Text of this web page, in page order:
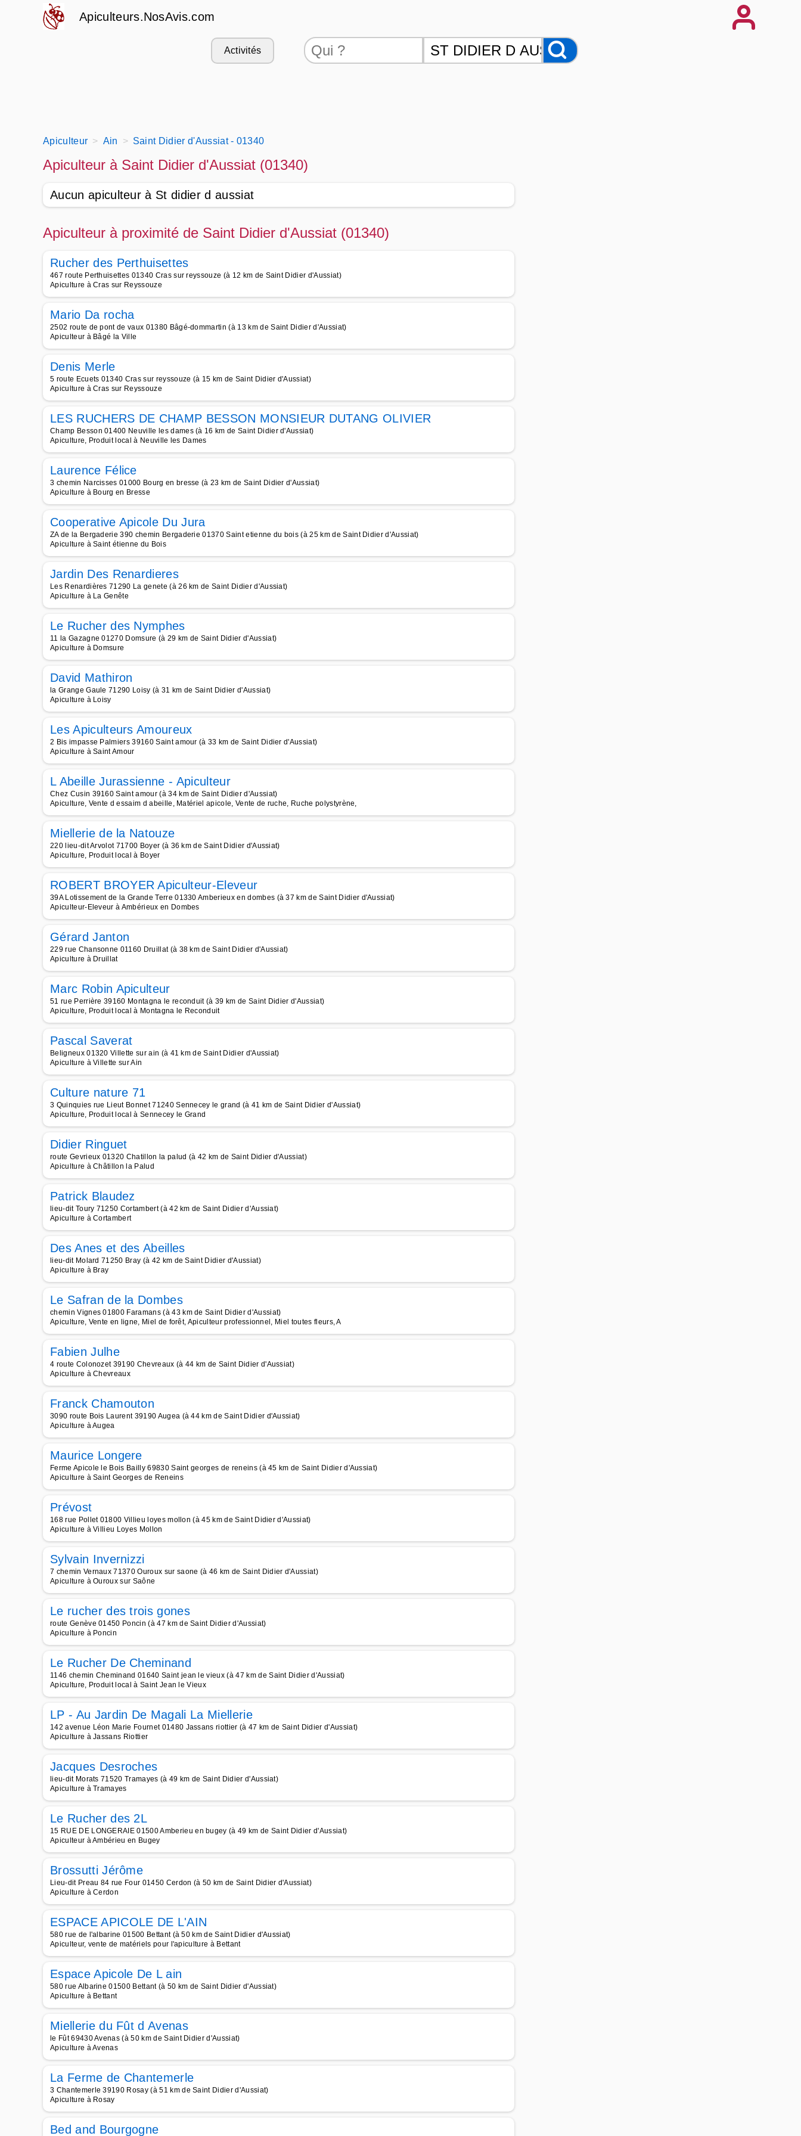
Apiculteurs.NosAvis.com
Activités
Apiculteur Ain Saint Didier d'Aussiat - 01340
Apiculteur à Saint Didier d'Aussiat (01340)
Aucun apiculteur à St didier d aussiat
Apiculteur à proximité de Saint Didier d'Aussiat (01340)
Rucher des Perthuisettes
467 route Perthuisettes 01340 Cras sur reyssouze (à 12 km de Saint Didier d'Aussiat)
Apiculture à Cras sur Reyssouze
Mario Da rocha
2502 route de pont de vaux 01380 Bâgé-dommartin (à 13 km de Saint Didier d'Aussiat)
Apiculteur à Bâgé la Ville
Denis Merle
5 route Ecuets 01340 Cras sur reyssouze (à 15 km de Saint Didier d'Aussiat)
Apiculture à Cras sur Reyssouze
LES RUCHERS DE CHAMP BESSON MONSIEUR DUTANG OLIVIER
Champ Besson 01400 Neuville les dames (à 16 km de Saint Didier d'Aussiat)
Apiculture, Produit local à Neuville les Dames
Laurence Félice
3 chemin Narcisses 01000 Bourg en bresse (à 23 km de Saint Didier d'Aussiat)
Apiculture à Bourg en Bresse
Cooperative Apicole Du Jura
ZA de la Bergaderie 390 chemin Bergaderie 01370 Saint etienne du bois (à 25 km de Saint Didier d'Aussiat)
Apiculture à Saint étienne du Bois
Jardin Des Renardieres
Les Renardières 71290 La genete (à 26 km de Saint Didier d'Aussiat)
Apiculture à La Genête
Le Rucher des Nymphes
11 la Gazagne 01270 Domsure (à 29 km de Saint Didier d'Aussiat)
Apiculture à Domsure
David Mathiron
la Grange Gaule 71290 Loisy (à 31 km de Saint Didier d'Aussiat)
Apiculture à Loisy
Les Apiculteurs Amoureux
2 Bis impasse Palmiers 39160 Saint amour (à 33 km de Saint Didier d'Aussiat)
Apiculture à Saint Amour
L Abeille Jurassienne - Apiculteur
Chez Cusin 39160 Saint amour (à 34 km de Saint Didier d'Aussiat)
Apiculture, Vente d essaim d abeille, Matériel apicole, Vente de ruche, Ruche polystyrène,
Miellerie de la Natouze
220 lieu-dit Arvolot 71700 Boyer (à 36 km de Saint Didier d'Aussiat)
Apiculture, Produit local à Boyer
ROBERT BROYER Apiculteur-Eleveur
39A Lotissement de la Grande Terre 01330 Amberieux en dombes (à 37 km de Saint Didier d'Aussiat)
Apiculteur-Eleveur à Ambérieux en Dombes
Gérard Janton
229 rue Chansonne 01160 Druillat (à 38 km de Saint Didier d'Aussiat)
Apiculture à Druillat
Marc Robin Apiculteur
51 rue Perrière 39160 Montagna le reconduit (à 39 km de Saint Didier d'Aussiat)
Apiculture, Produit local à Montagna le Reconduit
Pascal Saverat
Beligneux 01320 Villette sur ain (à 41 km de Saint Didier d'Aussiat)
Apiculture à Villette sur Ain
Culture nature 71
3 Quinquies rue Lieut Bonnet 71240 Sennecey le grand (à 41 km de Saint Didier d'Aussiat)
Apiculture, Produit local à Sennecey le Grand
Didier Ringuet
route Gevrieux 01320 Chatillon la palud (à 42 km de Saint Didier d'Aussiat)
Apiculture à Châtillon la Palud
Patrick Blaudez
lieu-dit Toury 71250 Cortambert (à 42 km de Saint Didier d'Aussiat)
Apiculture à Cortambert
Des Anes et des Abeilles
lieu-dit Molard 71250 Bray (à 42 km de Saint Didier d'Aussiat)
Apiculture à Bray
Le Safran de la Dombes
chemin Vignes 01800 Faramans (à 43 km de Saint Didier d'Aussiat)
Apiculture, Vente en ligne, Miel de forêt, Apiculteur professionnel, Miel toutes fleurs, A
Fabien Julhe
4 route Colonozet 39190 Chevreaux (à 44 km de Saint Didier d'Aussiat)
Apiculture à Chevreaux
Franck Chamouton
3090 route Bois Laurent 39190 Augea (à 44 km de Saint Didier d'Aussiat)
Apiculture à Augea
Maurice Longere
Ferme Apicole le Bois Bailly 69830 Saint georges de reneins (à 45 km de Saint Didier d'Aussiat)
Apiculture à Saint Georges de Reneins
Prévost
168 rue Pollet 01800 Villieu loyes mollon (à 45 km de Saint Didier d'Aussiat)
Apiculture à Villieu Loyes Mollon
Sylvain Invernizzi
7 chemin Vernaux 71370 Ouroux sur saone (à 46 km de Saint Didier d'Aussiat)
Apiculture à Ouroux sur Saône
Le rucher des trois gones
route Genève 01450 Poncin (à 47 km de Saint Didier d'Aussiat)
Apiculture à Poncin
Le Rucher De Cheminand
1146 chemin Cheminand 01640 Saint jean le vieux (à 47 km de Saint Didier d'Aussiat)
Apiculture, Produit local à Saint Jean le Vieux
LP - Au Jardin De Magali La Miellerie
142 avenue Léon Marie Fournet 01480 Jassans riottier (à 47 km de Saint Didier d'Aussiat)
Apiculture à Jassans Riottier
Jacques Desroches
lieu-dit Morats 71520 Tramayes (à 49 km de Saint Didier d'Aussiat)
Apiculture à Tramayes
Le Rucher des 2L
15 RUE DE LONGERAIE 01500 Amberieu en bugey (à 49 km de Saint Didier d'Aussiat)
Apiculteur à Ambérieu en Bugey
Brossutti Jérôme
Lieu-dit Preau 84 rue Four 01450 Cerdon (à 50 km de Saint Didier d'Aussiat)
Apiculture à Cerdon
ESPACE APICOLE DE L'AIN
580 rue de l'albarine 01500 Bettant (à 50 km de Saint Didier d'Aussiat)
Apiculteur, vente de matériels pour l'apiculture à Bettant
Espace Apicole De L ain
580 rue Albarine 01500 Bettant (à 50 km de Saint Didier d'Aussiat)
Apiculture à Bettant
Miellerie du Fût d Avenas
le Fût 69430 Avenas (à 50 km de Saint Didier d'Aussiat)
Apiculture à Avenas
La Ferme de Chantemerle
3 Chantemerle 39190 Rosay (à 51 km de Saint Didier d'Aussiat)
Apiculture à Rosay
Bed and Bourgogne